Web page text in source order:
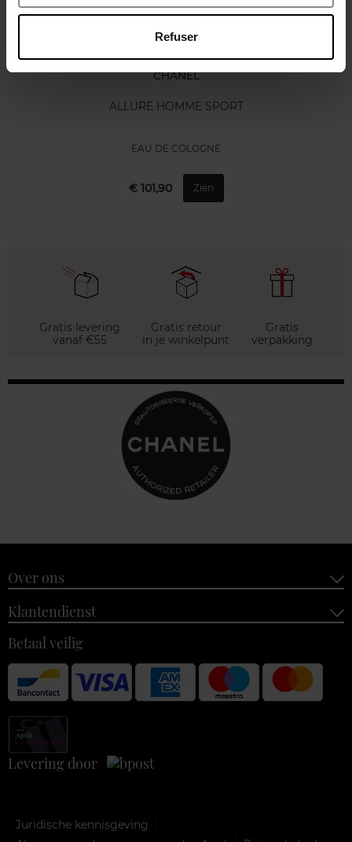
Refuser
CHANEL
ALLURE HOMME SPORT
EAU DE COLOGNE
€ 101,90 Zien
Gratis levering
vanaf €55
Gratis retour
in je winkelpunt
Gratis
verpakking
Over ons
Klantendienst
Betaal veilig
Levering door
Juridische kennisgeving